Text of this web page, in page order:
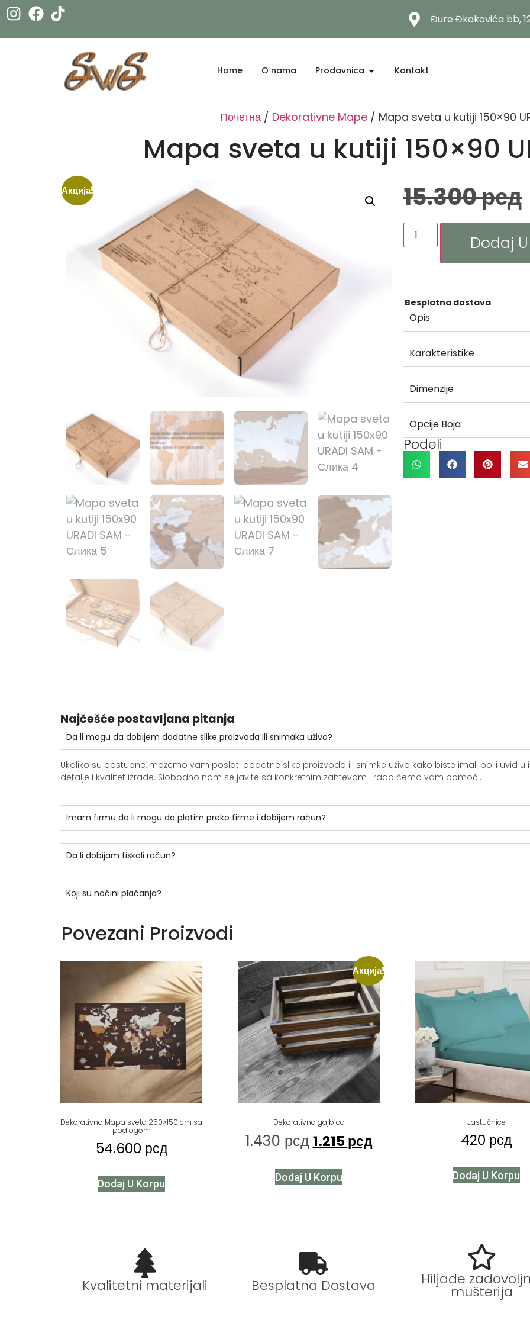
Đure Đkakovića bb,
Home O nama Prodavnica Kontakt
Почетна / Dekorativne Mape / Mapa sveta u kutiji 150×90
Mapa sveta u kutiji 150×90
Акција! 15.300рсд
Dodaj
Besplatna dostava
Opis
Karakteristike
Dimenzije
Opcije Boja
Podeli
Najčešće postavljana pitanja
Da li mogu da dobijem dodatne slike proizvoda ili snimaka uživo?
Ukoliko su dostupne, možemo vam poslati dodatne slike proizvoda ili snimke uživo kako biste imali bolji uvid u
detalje i kvalitet izrade. Slobodno nam se javite sa konkretnim zahtevom i rado ćemo vam pomoći.
Imam firmu da li mogu da platim preko firme i dobijem račun?
Da li dobijam fiskali račun?
Koji su načini plaćanja?
Povezani Proizvodi
Dekorativna Mapa sveta 250×150 cm sa
podlogom
54.600 рсд
Dodaj U Korpu
Акција!
Dekorativna gajbica
1.430 рсд 1.215 рсд
Dodaj U Korpu
Jastučnice
420 рсд
Dodaj U Korpu
Kvalitetni materijali Besplatna Dostava Hiljade
mušterija